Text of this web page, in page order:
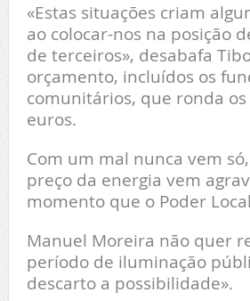
«Estas situações criam
ao colocar-nos na posição
de terceiros», desabafa
orçamento, incluídos os
comunitários, que ronda
euros.
Com um mal nunca vem
preço da energia vem
momento que o Poder
Manuel Moreira não quer
período de iluminação
descarto a possibilidade».